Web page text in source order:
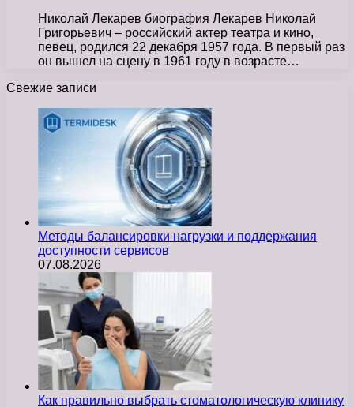
Николай Лекарев биография Лекарев Николай
Григорьевич – российский актер театра и кино,
певец, родился 22 декабря 1957 года. В первый раз
он вышел на сцену в 1961 году в возрасте…
Свежие записи
Методы балансировки нагрузки и поддержания
доступности сервисов
07.08.2026
Как правильно выбрать стоматологическую клинику